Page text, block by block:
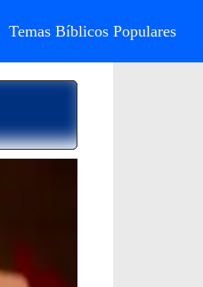
Temas Bíblicos Populares